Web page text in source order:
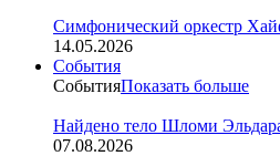
Симфонический оркестр
14.05.2026
События
СобытияПоказать больше
Найдено тело Шломи
07.08.2026